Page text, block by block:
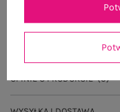
OPINIE O PRODUKCIE (0)